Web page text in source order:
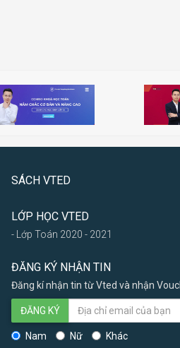
SÁCH VTED
LỚP HỌC VTED
- Lớp Toán 2020 - 2021
ĐĂNG KÝ NHẬN TIN
Đăng kí nhận tin từ Vted và nhận
ĐĂNG KÝ
Nam Nữ Khác